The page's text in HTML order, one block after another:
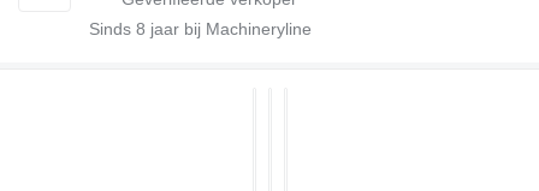
Sinds 8 jaar bij Machineryline